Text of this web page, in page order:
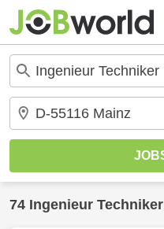
74 Ingenieur Techniker